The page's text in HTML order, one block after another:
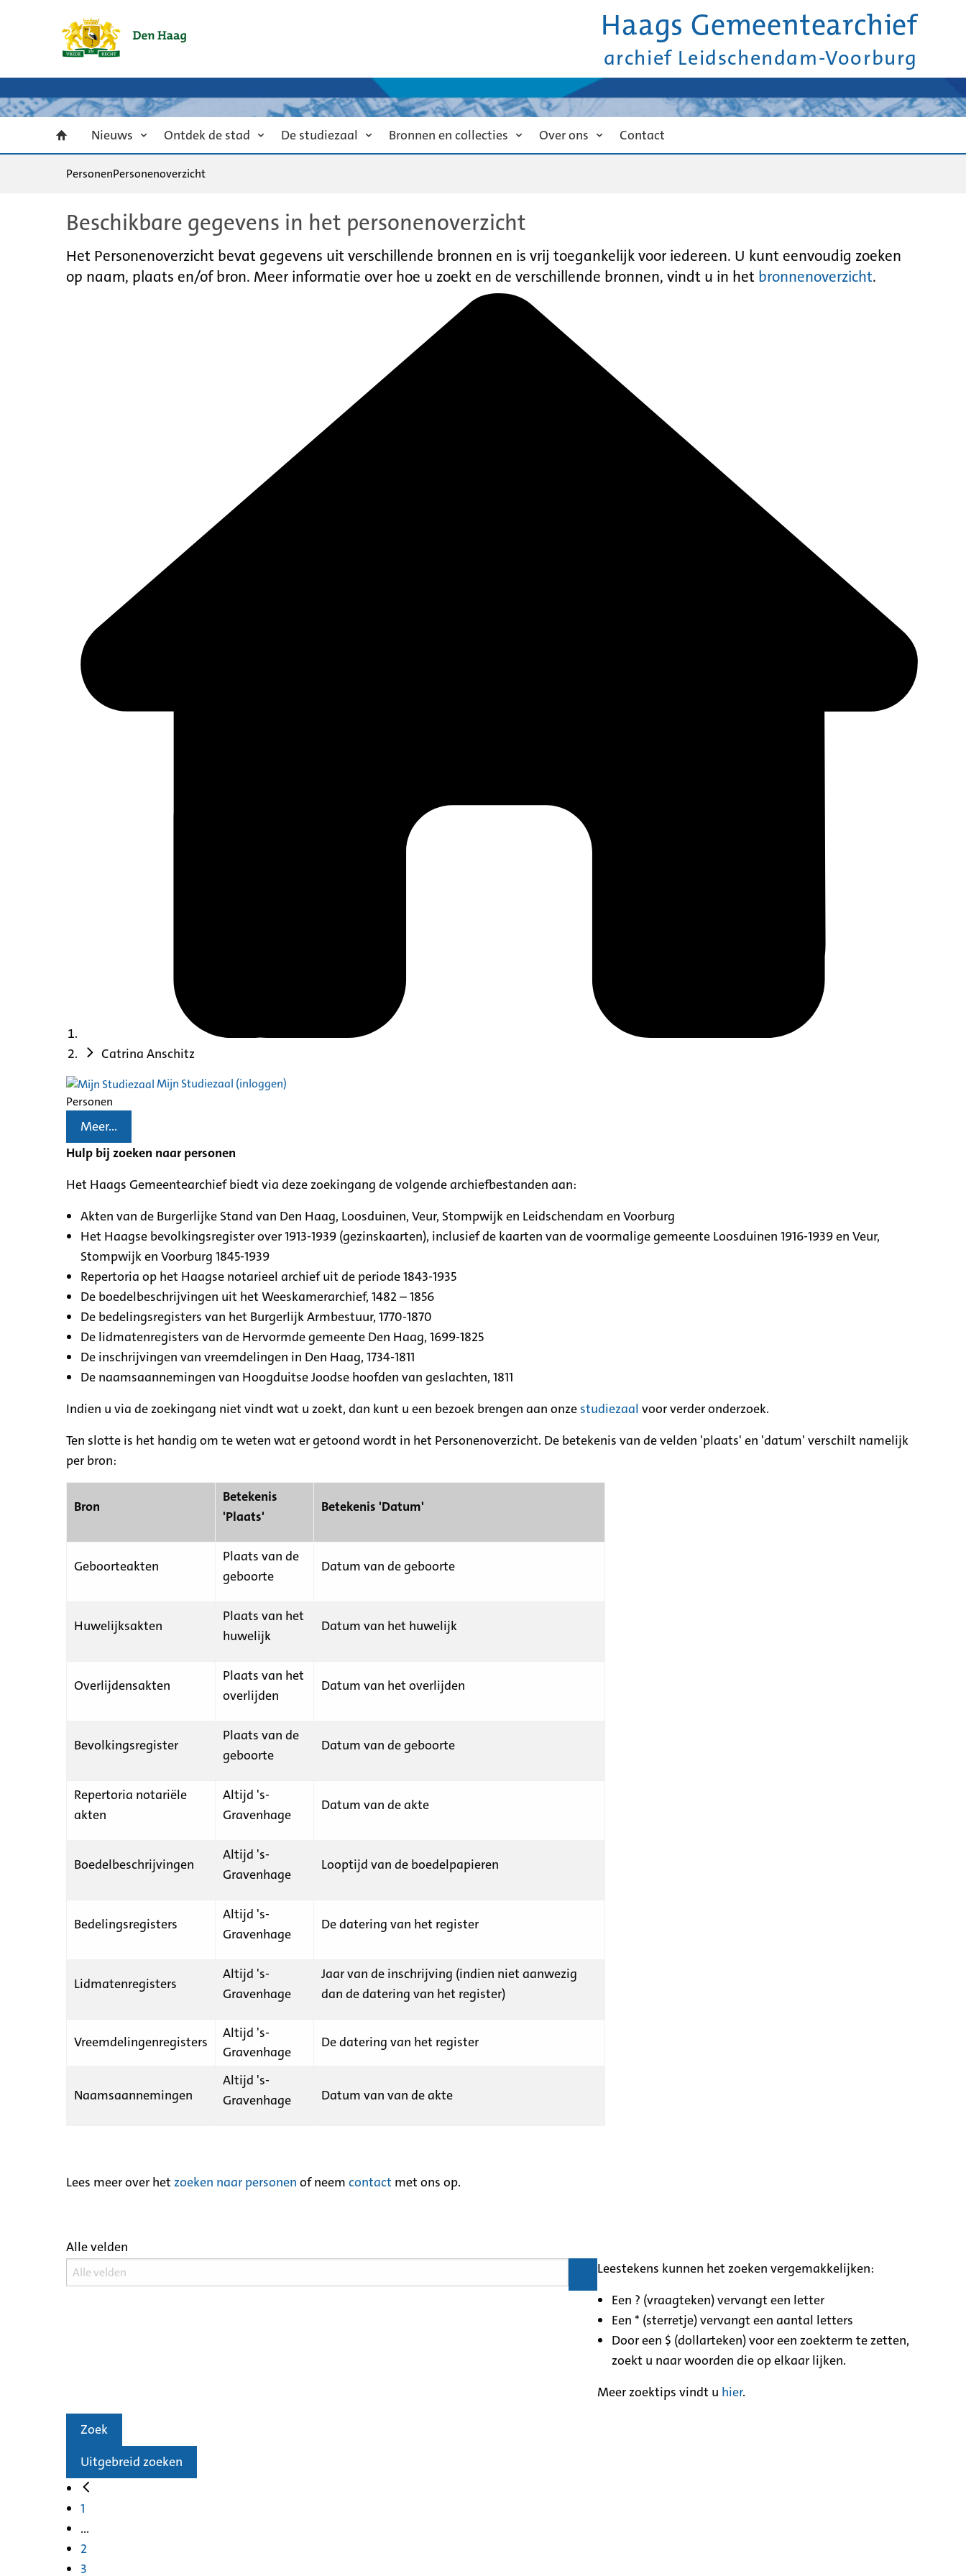
Haags Gemeentearchief
archief Leidschendam-Voorburg
Nieuws Ontdek de stad De studiezaal Bronnen en collecties Over ons Contact
PersonenPersonenoverzicht
Beschikbare gegevens in het personenoverzicht
Het Personenoverzicht bevat gegevens uit verschillende bronnen en is vrij toegankelijk voor iedereen. U kunt eenvoudig zoeken
op naam, plaats en/of bron. Meer informatie over hoe u zoekt en de verschillende bronnen, vindt u in het bronnenoverzicht.
Catrina Anschitz
Mijn Studiezaal (inloggen)
Personen
Meer...
Hulp bij zoeken naar personen
Het Haags Gemeentearchief biedt via deze zoekingang de volgende archiefbestanden aan:
Akten van de Burgerlijke Stand van Den Haag, Loosduinen, Veur, Stompwijk en Leidschendam en Voorburg
Het Haagse bevolkingsregister over 1913-1939 (gezinskaarten), inclusief de kaarten van de voormalige gemeente Loosduinen 1916-1939 en Veur,
Stompwijk en Voorburg 1845-1939
Repertoria op het Haagse notarieel archief uit de periode 1843-1935
De boedelbeschrijvingen uit het Weeskamerarchief, 1482 – 1856
De bedelingsregisters van het Burgerlijk Armbestuur, 1770-1870
De lidmatenregisters van de Hervormde gemeente Den Haag, 1699-1825
De inschrijvingen van vreemdelingen in Den Haag, 1734-1811
De naamsaannemingen van Hoogduitse Joodse hoofden van geslachten, 1811
Indien u via de zoekingang niet vindt wat u zoekt, dan kunt u een bezoek brengen aan onze studiezaal voor verder onderzoek.
Ten slotte is het handig om te weten wat er getoond wordt in het Personenoverzicht. De betekenis van de velden 'plaats' en 'datum' verschilt namelijk
per bron:
Bron
Betekenis
'Plaats'
Betekenis 'Datum'
Geboorteakten
Plaats van de
geboorte
Datum van de geboorte
Huwelijksakten
Plaats van het
huwelijk
Datum van het huwelijk
Overlijdensakten
Plaats van het
overlijden
Datum van het overlijden
Bevolkingsregister
Plaats van de
geboorte
Datum van de geboorte
Repertoria notariële
akten
Altijd 's-
Gravenhage
Datum van de akte
Boedelbeschrijvingen
Altijd 's-
Gravenhage
Looptijd van de boedelpapieren
Bedelingsregisters
Altijd 's-
Gravenhage
De datering van het register
Lidmatenregisters
Altijd 's-
Gravenhage
Jaar van de inschrijving (indien niet aanwezig
dan de datering van het register)
Vreemdelingenregisters
Altijd 's-
Gravenhage
De datering van het register
Naamsaannemingen
Altijd 's-
Gravenhage
Datum van van de akte
Lees meer over het zoeken naar personen of neem contact met ons op.
Alle velden
Leestekens kunnen het zoeken vergemakkelijken:
Een ? (vraagteken) vervangt een letter
Een * (sterretje) vervangt een aantal letters
Door een $ (dollarteken) voor een zoekterm te zetten,
zoekt u naar woorden die op elkaar lijken.
Meer zoektips vindt u hier.
Zoek
Uitgebreid zoeken
1
...
2
3